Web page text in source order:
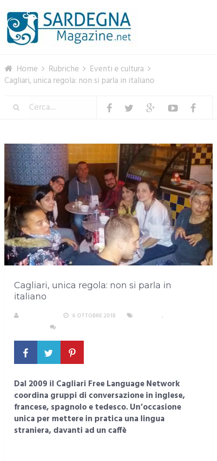
Home Rubriche
Eventi e cultura
Cagliari, unica regola: non si parla in italiano
Cagliari, unica regola: non si parla in
italiano
6 OTTOBRE 2018 ,
Dal 2009 il Cagliari Free Language Network
coordina gruppi di conversazione in inglese,
francese, spagnolo e tedesco. Un’occasione
unica per mettere in pratica una lingua
straniera, davanti ad un caffè